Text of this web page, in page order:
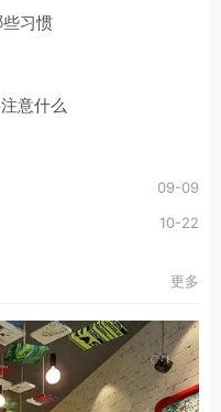
习惯
意什么
09-09
10-22
更多